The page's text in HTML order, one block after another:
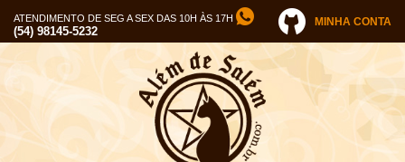
ATENDIMENTO DE SEG A SEX DAS 10H ÀS 17H
(54) 98145-5232
MINHA CONTA